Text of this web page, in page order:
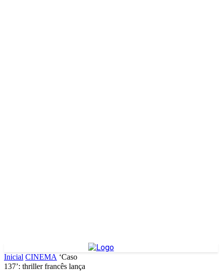
Inicial CINEMA ‘Caso
137’: thriller francês lança